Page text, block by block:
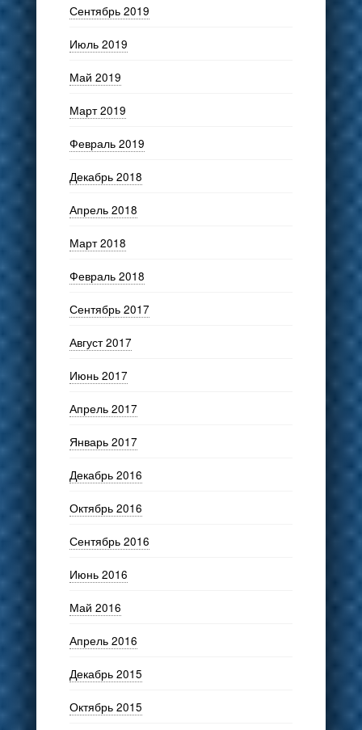
Сентябрь 2019
Июль 2019
Май 2019
Март 2019
Февраль 2019
Декабрь 2018
Апрель 2018
Март 2018
Февраль 2018
Сентябрь 2017
Август 2017
Июнь 2017
Апрель 2017
Январь 2017
Декабрь 2016
Октябрь 2016
Сентябрь 2016
Июнь 2016
Май 2016
Апрель 2016
Декабрь 2015
Октябрь 2015